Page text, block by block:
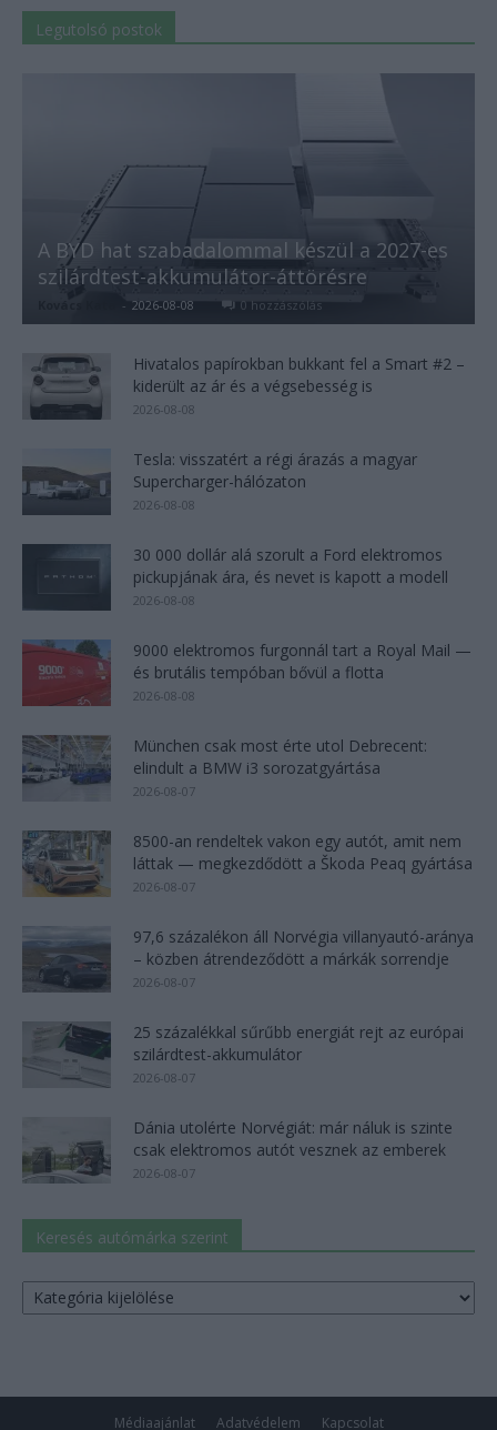
Legutolsó postok
A BYD hat szabadalommal készül a 2027-es
szilárdtest-akkumulátor-áttörésre
- 2026-08-08 0 hozzászólás
Hivatalos papírokban bukkant fel a Smart #2 –
kiderült az ár és a végsebesség is
2026-08-08
Tesla: visszatért a régi árazás a magyar
Supercharger-hálózaton
2026-08-08
30 000 dollár alá szorult a Ford elektromos
pickupjának ára, és nevet is kapott a modell
2026-08-08
9000 elektromos furgonnál tart a Royal Mail —
és brutális tempóban bővül a flotta
2026-08-08
München csak most érte utol Debrecent:
elindult a BMW i3 sorozatgyártása
2026-08-07
8500-an rendeltek vakon egy autót, amit nem
láttak — megkezdődött a Škoda Peaq gyártása
2026-08-07
97,6 százalékon áll Norvégia villanyautó-aránya
– közben átrendeződött a márkák sorrendje
2026-08-07
25 százalékkal sűrűbb energiát rejt az európai
szilárdtest-akkumulátor
2026-08-07
Dánia utolérte Norvégiát: már náluk is szinte
csak elektromos autót vesznek az emberek
2026-08-07
Keresés autómárka szerint
Keresés
autómárka
Médiaajánlat Adatvédelem Kapcsolat